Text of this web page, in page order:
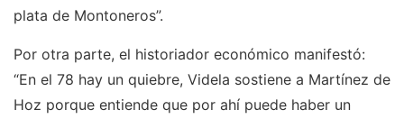
plata de Montoneros”.
Por otra parte, el historiador económico manifestó:
“En el 78 hay un quiebre, Videla sostiene a Martínez de
Hoz porque entiende que por ahí puede haber un